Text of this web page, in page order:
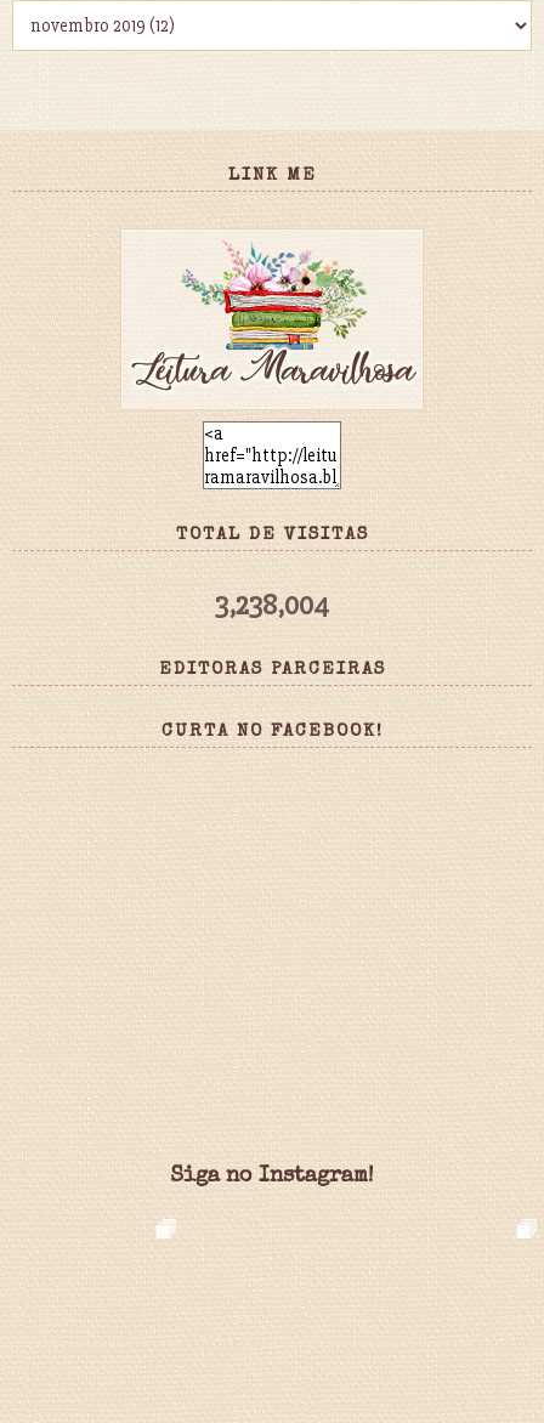
LINK ME
TOTAL DE VISITAS
3,238,004
EDITORAS PARCEIRAS
CURTA NO FACEBOOK!
Siga no Instagram!